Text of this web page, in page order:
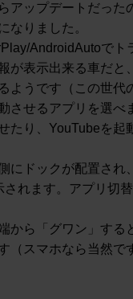
アップデートだった
なりました。
AndroidAutoでト
が表示出来る車だと
ようです（この世代
させるアプリを選べ
たり、YouTubeを起
にドックが配置され
されます。アプリ切
から「グワン」する
（スマホなら当然で